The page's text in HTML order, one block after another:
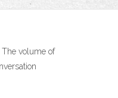
The volume of